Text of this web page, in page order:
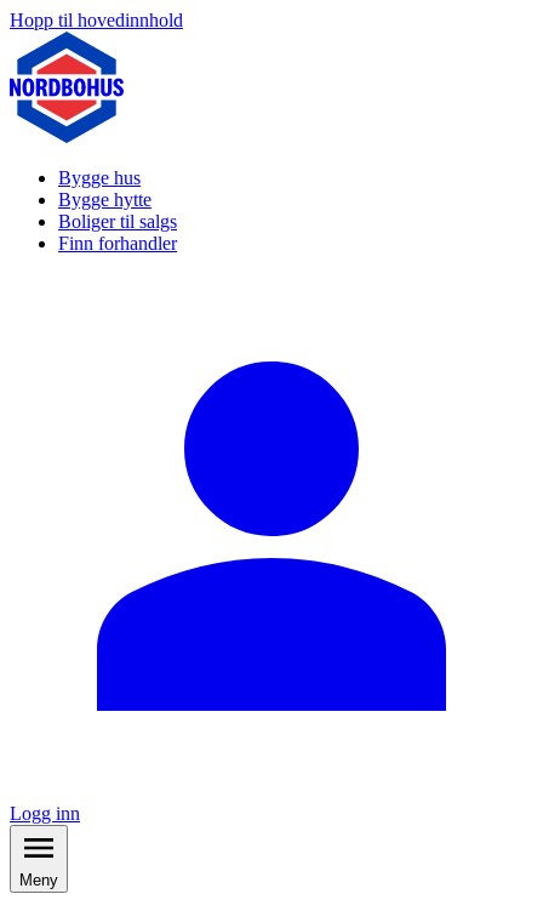
Hopp til hovedinnhold
Bygge hus
Bygge hytte
Boliger til salgs
Finn forhandler
Logg inn
Meny